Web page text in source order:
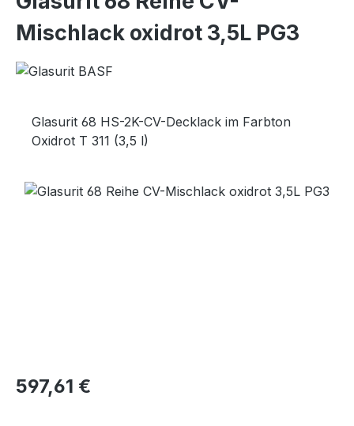
Mischlack oxidrot 3,5L PG3
Glasurit 68 HS-2K-CV-Decklack im Farbton
Oxidrot T 311 (3,5 l)
Bildergalerie überspringen
Regulärer Preis:
597,61 €